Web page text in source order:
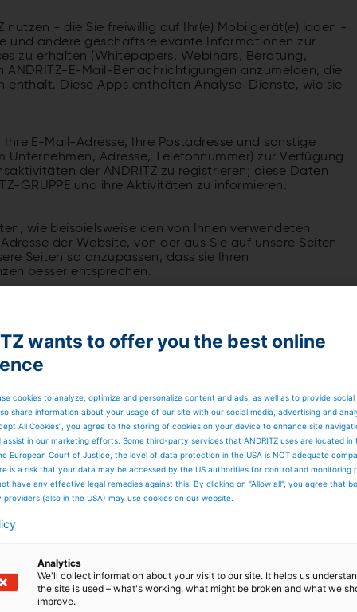
nutzen - die Sie freiwillig auf Ihr(e) Mobilgerät(e) laden -
und andere geschäftsrelevante Informationen zur
zu erhalten (Whitepapers, Webinars, Beratung,
E-Mail-Benachrichtigungen anzumelden, die
enthält. Diese Apps enthalten Analyse-Dienste, wie sie
E-Mail-Adresse, Ihre Postadresse und sonstige
Adresse, Telefonnummer) zur Verfügung
der ANDRITZ zu registrieren; diese Daten
GRUPPE und ihre Aktivitäten zu informieren.
wie beispielsweise den von Ihnen verwendeten
der Website, von der aus Sie auf unsere Seiten
Seiten so anzupassen, dass sie Ihren
besser entsprechen.
Personen, die bei uns arbeiten, uns besuchen oder
und unserer Räumlichkeiten; Verhinderung,
Verhaltens; Geltendmachung, Ausübung und
Interessen oder denen eines Dritten iSd Art
sowie Eigentum, zur Begründung, Wahrnehmung und
bei Straftaten (§ 12 Abs 2 und 3 Z 1 DSG).
Kategorien personenbezogener Daten
der Betroffenen (soweit erkennbar)
es sei denn, eine längere Aufbewahrung ist
ein strafrechtlich relevantes Verhalten
ist, vgl § 13 Abs 3 DSG).
Empfängerkategorien weiter
abwickeln und das Überwachungssystem regelmäßig
Gerichte, gegebenenfalls an rechtsvertretende
relevantes Verhalten nachvollzogen werden
wants to offer you the best online
cookies to analyze, optimize and personalize content and ads, as well as to provide social
share information about your usage of our site with our social media, advertising and
All Cookies”, you agree to the storing of cookies on your device to enhance site
assist in our marketing efforts. Some third-party services that ANDRITZ uses are located in
European Court of Justice, the level of data protection in the USA is NOT adequate
is a risk that your data may be accessed by the US authorities for control and monitoring
have any effective legal remedies against this. By clicking on "Allow all", you agree that
(also in the USA) may use cookies on our website.
Analytics
We'll collect information about your visit to our site. It helps us
the site is used – what's working, what might be broken and what we
improve.